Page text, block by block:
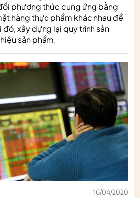
phương thức cung ứng bằng
hàng thực phẩm khác nhau để
đó, xây dựng lại quy trình sản
sản phẩm.
16/04/2020